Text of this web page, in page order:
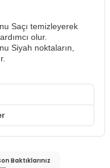
Saçı temizleyerek
olur.
Siyah noktaların,
Baktıklarınız